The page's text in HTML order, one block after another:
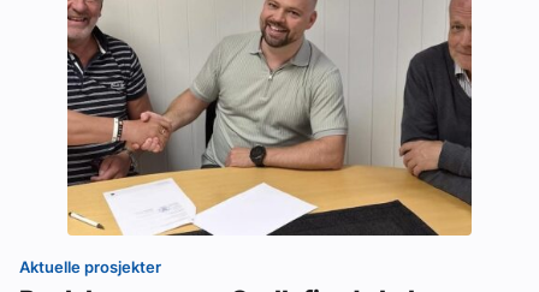
Aktuelle prosjekter